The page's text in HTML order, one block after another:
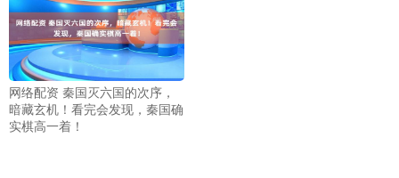
网络配资 秦国灭六国的次序，
暗藏玄机！看完会发现，秦国确
实棋高一着！